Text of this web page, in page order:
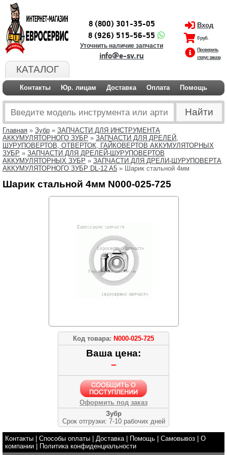
КАТАЛОГ
8 (800) 301-35-05
8 (926) 515-56-55
Уточнить наличие запчасти
info@e-sv.ru
Вход
0 руб.
Проверить
статус заказа
Контакты Юр. лицам Доставка Оплата Помощь
Главная » Зубр » ЗАПЧАСТИ ДЛЯ ИНСТРУМЕНТА
АККУМУЛЯТОРНОГО ЗУБР » ЗАПЧАСТИ ДЛЯ ДРЕЛЕЙ,
ШУРУПОВЕРТОВ, ОТВЕРТОК, ГАЙКОВЕРТОВ АККУМУЛЯТОРНЫХ
ЗУБР » ЗАПЧАСТИ ДЛЯ ДРЕЛЕЙ-ШУРУПОВЕРТОВ
АККУМУЛЯТОРНЫХ ЗУБР » ЗАПЧАСТИ ДЛЯ ДРЕЛИ-ШУРУПОВЕРТА
АККУМУЛЯТОРНОГО ЗУБР DL-12 A5 » Шарик стальной 4мм
Шарик стальной 4мм N000-025-725
Код товара: N000-025-725
Ваша цена:
–
Оформить под заказ
Зубр
Срок отгрузки: 7-10 рабочих дней
Контакты Способы оплаты Доставка| Помощь Самовывоз
О
компании
Политика конфиденциальности